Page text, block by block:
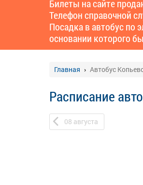
Билеты на сайте
Телефон справочной
Посадка в автобус по
основании которого
Главная Автобус
Расписание
08 августа